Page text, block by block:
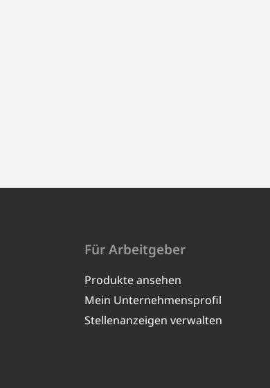
Für Arbeitgeber
Produkte ansehen
Mein Unternehmensprofil
Stellenanzeigen verwalten